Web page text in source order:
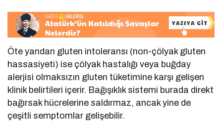
Öte yandan gluten intoleransı (non-çölyak gluten
hassasiyeti) ise çölyak hastalığı veya buğday
alerjisi olmaksızın gluten tüketimine karşı gelişen
klinik belirtileri içerir. Bağışıklık sistemi burada direkt
bağırsak hücrelerine saldırmaz, ancak yine de
çeşitli semptomlar gelişebilir.